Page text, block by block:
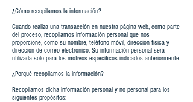
¿Cómo recopilamos la información?
Cuando realiza una transacción en nuestra página web, como parte
del proceso, recopilamos información personal que nos
proporcione, como su nombre, teléfono móvil, dirección física y
dirección de correo electrónico. Su información personal será
utilizada solo para los motivos específicos indicados anteriormente.
¿Porqué recopilamos la información?
Recopilamos dicha información personal y no personal para los
siguientes propósitos: